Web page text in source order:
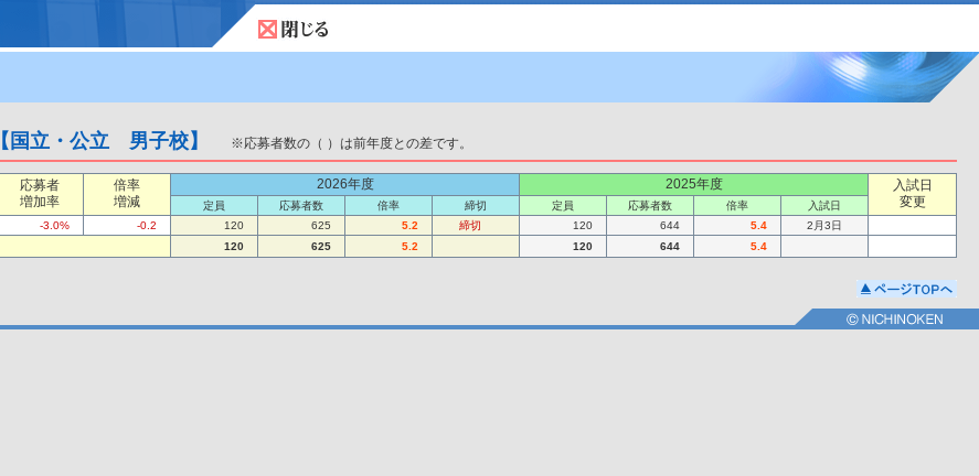
【国立・公立 男子校】 ※応募者数の（ ）は前年度との差です。
応募者
増加率
倍率
増減
2026年度 2025年度
入試日
変更
定員 応募者数 倍率 締切 定員 応募者数 倍率
入試日
-3.0% -0.2 120 625 5.2 締切 120 644 5.4 2月3日
120 625 5.2 120 644 5.4